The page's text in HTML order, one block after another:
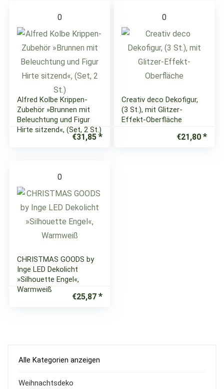
0
Alfred Kolbe Krippen-
Zubehör »Brunnen mit
Beleuchtung und Figur
Hirte sitzend«, (Set, 2 St.)
€31,85
0
Creativ deco Dekofigur,
(3 St.), mit Glitzer-
Effekt-Oberfläche
€21,80
0
CHRISTMAS GOODS by
Inge LED Dekolicht
»Silhouette Engel«,
Warmweiß
€25,87
Alle Kategorien anzeigen
Weihnachtsdeko